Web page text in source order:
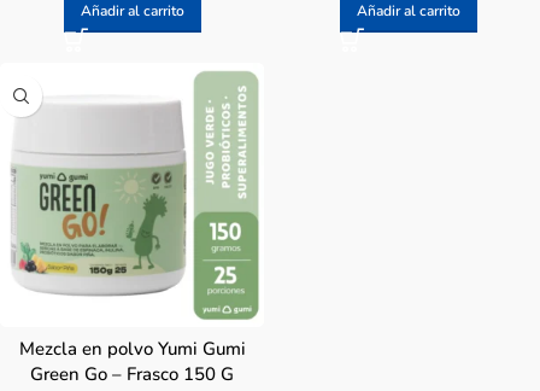
Añadir al carrito Añadir al carrito
Mezcla en polvo Yumi Gumi
Green Go – Frasco 150 G